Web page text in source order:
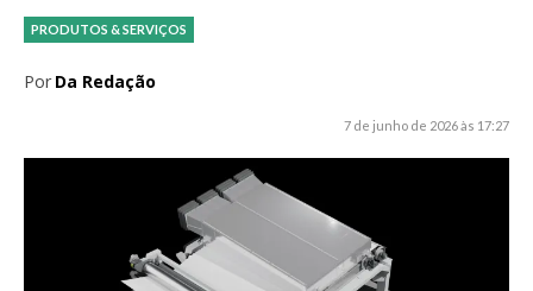
PRODUTOS & SERVIÇOS
Por Da Redação
7 de junho de 2026 às 17:27